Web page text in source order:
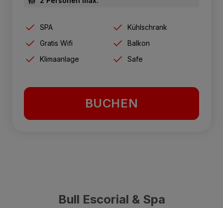
SPA
Kühlschrank
Gratis Wifi
Balkon
Klimaanlage
Safe
BUCHEN
Bull Escorial & Spa